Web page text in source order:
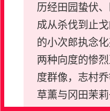
历经田园蛰伏
成从杀伐到止
的小次郎执念
两种向度的惨
度群像，志村
草薰与冈田茉